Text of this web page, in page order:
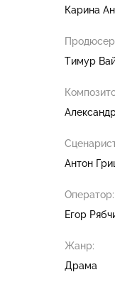
Карина
Тимур
Антон
Оператор:
Егор
Жанр:
Драма